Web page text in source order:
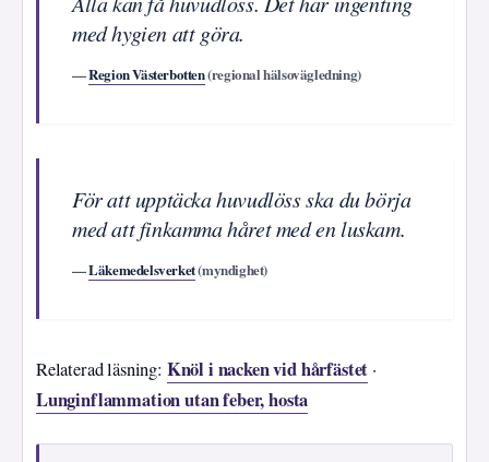
med hygien att göra.
—Region Västerbotten(regional hälsovägledning)
För att upptäcka huvudlöss ska du börja
med att finkamma håret med en luskam.
—Läkemedelsverket(myndighet)
Relaterad läsning: Knöl i nacken vid hårfästet ·
Lunginflammation utan feber, hosta